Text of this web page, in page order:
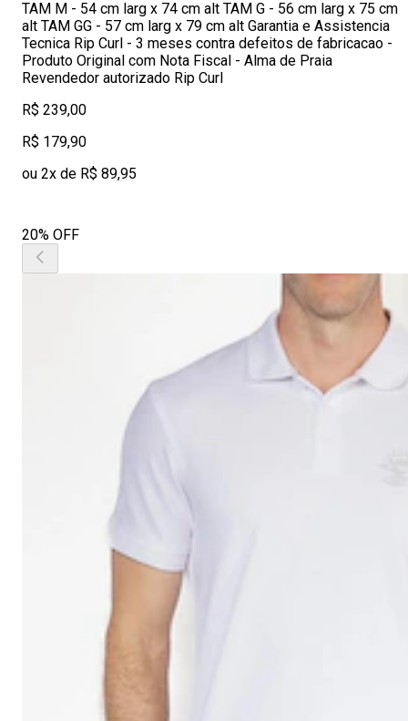
TAM M - 54 cm larg x 74 cm alt TAM G - 56 cm larg x 75 cm
alt TAM GG - 57 cm larg x 79 cm alt Garantia e Assistencia
Tecnica Rip Curl - 3 meses contra defeitos de fabricacao -
Produto Original com Nota Fiscal - Alma de Praia
Revendedor autorizado Rip Curl
R$ 239,00
R$ 179,90
ou 2x de R$ 89,95
20% OFF